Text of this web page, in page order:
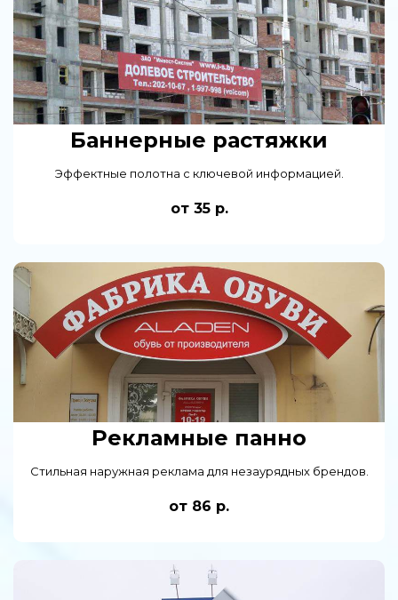
Баннерные растяжки
Эффектные полотна с ключевой информацией.
от 35 р.
Рекламные панно
Стильная наружная реклама для незаурядных брендов.
от 86 р.